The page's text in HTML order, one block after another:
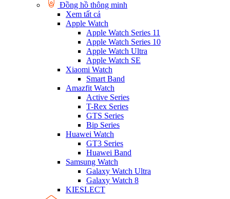
Đồng hồ thông minh
Xem tất cả
Apple Watch
Apple Watch Series 11
Apple Watch Series 10
Apple Watch Ultra
Apple Watch SE
Xiaomi Watch
Smart Band
Amazfit Watch
Active Series
T-Rex Series
GTS Series
Bip Series
Huawei Watch
GT3 Series
Huawei Band
Samsung Watch
Galaxy Watch Ultra
Galaxy Watch 8
KIESLECT